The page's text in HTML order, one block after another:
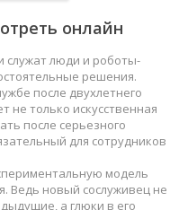
онлайн
служат люди и роботы-
решения.
после двухлетнего
не только искусственная
после серьезного
для сотрудников
модель
Ведь новый сослуживец не
а глюки в его